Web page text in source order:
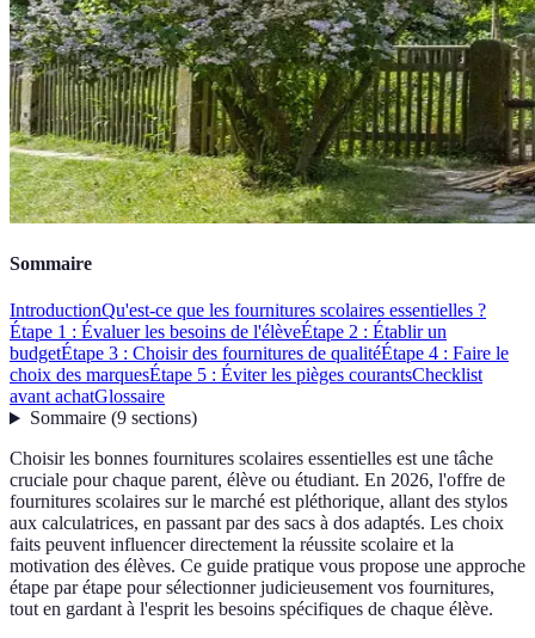
Sommaire
IntroductionQu'est-ce que les fournitures scolaires essentielles ?
Étape 1 : Évaluer les besoins de l'élèveÉtape 2 : Établir un
budgetÉtape 3 : Choisir des fournitures de qualitéÉtape 4 : Faire le
choix des marquesÉtape 5 : Éviter les pièges courantsChecklist
avant achatGlossaire
Sommaire(9 sections)
Choisir les bonnes fournitures scolaires essentielles est une tâche
cruciale pour chaque parent, élève ou étudiant. En 2026, l'offre de
fournitures scolaires sur le marché est pléthorique, allant des stylos
aux calculatrices, en passant par des sacs à dos adaptés. Les choix
faits peuvent influencer directement la réussite scolaire et la
motivation des élèves. Ce guide pratique vous propose une approche
étape par étape pour sélectionner judicieusement vos fournitures,
tout en gardant à l'esprit les besoins spécifiques de chaque élève.